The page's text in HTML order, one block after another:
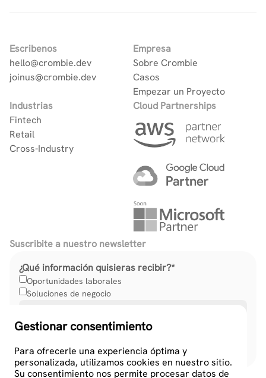
Gestionar consentimiento
Para ofrecerle una experiencia óptima y
personalizada, utilizamos cookies en nuestro sitio.
Su consentimiento nos permite procesar datos de
Escribenos
hello@crombie.dev
joinus@crombie.dev
Empresa
Sobre Crombie
Casos
Empezar un Proyecto
Industrias
Fintech
Retail
Cross-Industry
Cloud Partnerships
Suscribite a nuestro newsletter
¿Qué información quisieras recibir?*
Oportunidades laborales
Soluciones de negocio